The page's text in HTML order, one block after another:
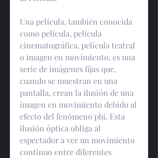
Una película, también conocida
como película, película
cinematográfica, película teatral
o imagen en movimiento, es una
serie de imágenes fijas que,
cuando se muestran en una
pantalla, crean la ilusión de una
imagen en movimiento debido al
efecto del fenómeno phi. Esta
ilusión óptica obliga al
espectador a ver un movimiento
continuo entre diferentes